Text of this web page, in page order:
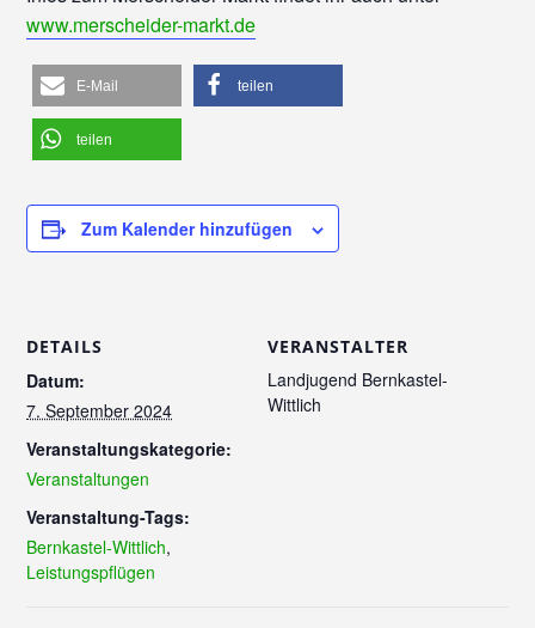
www.merscheider-markt.de
E-Mail teilen
teilen
Zum Kalender hinzufügen
DETAILS
Datum:
7. September 2024
Veranstaltungskategorie:
Veranstaltungen
Veranstaltung-Tags:
Bernkastel-Wittlich,
Leistungspflügen
VERANSTALTER
Landjugend Bernkastel-
Wittlich